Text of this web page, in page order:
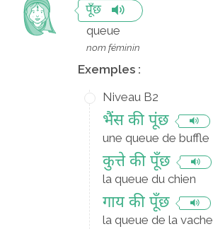
पूँछ
queue
nom féminin
Exemples :
Niveau B2
भैंस की पूंछ
une queue de buffle
कुत्ते की पूँछ
la queue du chien
गाय की पूँछ
la queue de la vache